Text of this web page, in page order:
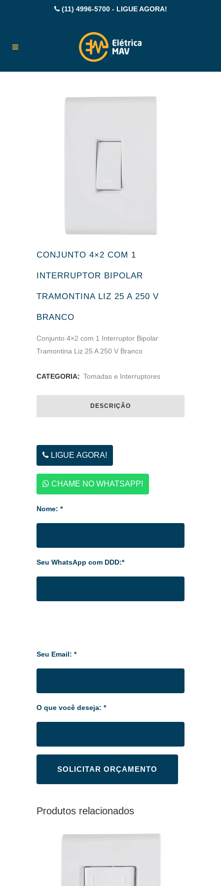
(11) 4996-5700 - LIGUE AGORA!
CONJUNTO 4×2 COM 1
INTERRUPTOR BIPOLAR
TRAMONTINA LIZ 25 A 250 V
BRANCO
Conjunto 4×2 com 1 Interruptor Bipolar
Tramontina Liz 25 A 250 V Branco
CATEGORIA: Tomadas e Interruptores
DESCRIÇÃO
LIGUE AGORA!
CHAME NO WHATSAPP!
Nome: *
Seu WhatsApp com DDD:*
Seu Email: *
O que você deseja: *
Produtos relacionados